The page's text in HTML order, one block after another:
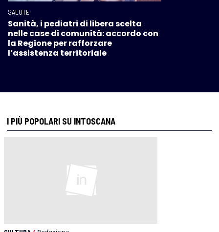
SALUTE
Sanità, i pediatri di libera scelta
nelle case di comunità: accordo con
la Regione per rafforzare
l’assistenza territoriale
I PIÙ POPOLARI SU INTOSCANA